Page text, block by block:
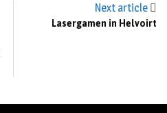
Next article
Lasergamen in Helvoirt